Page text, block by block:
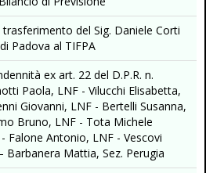
del Sig. Daniele Corti
Padova al TIFPA
ex art. 22 del D.P.R. n.
Paola, LNF - Vilucchi Elisabetta,
Giovanni, LNF - Bertelli Susanna,
Bruno, LNF - Tota Michele
Falone Antonio, LNF - Vescovi
Barbanera Mattia, Sez. Perugia